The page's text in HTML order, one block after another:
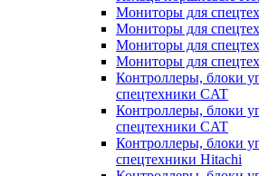
Мониторы для
Мониторы для
Мониторы для
Мониторы для
Контроллеры, блоки
спецтехники CAT
Контроллеры, блоки
спецтехники CAT
Контроллеры, блоки
спецтехники Hitachi